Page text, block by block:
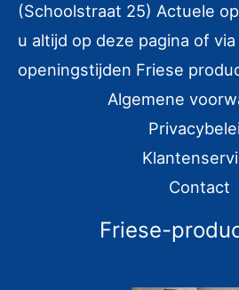
(Schoolstraat 25) Actuele
u altijd op deze pagina of via
openingstijden Friese
Algemene
Contact
Friese-